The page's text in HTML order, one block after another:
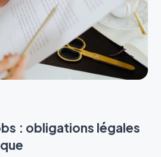
: obligations légales